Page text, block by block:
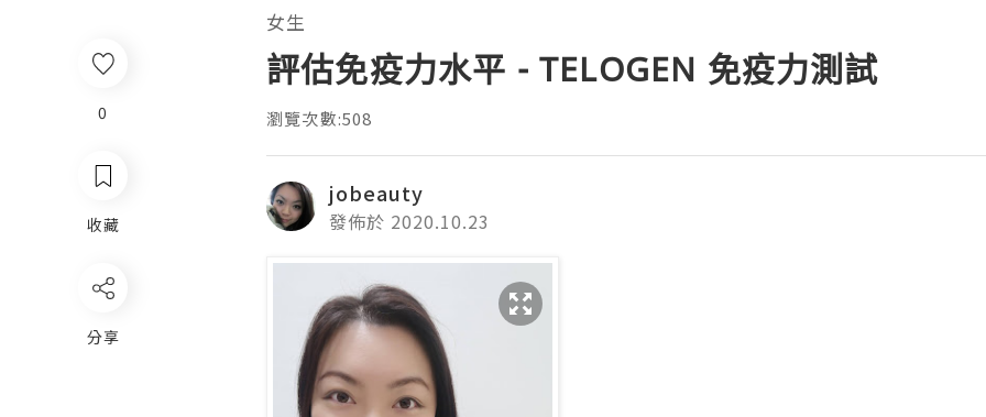
0
收藏
分享
女生
評估免疫力水平 - TELOGEN 免疫力測試
瀏覽次數:508
jobeauty
發佈於 2020.10.23